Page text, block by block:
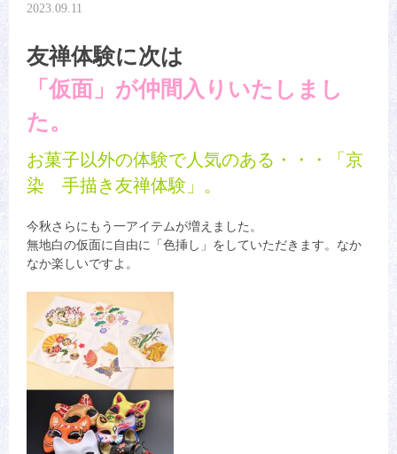
2023.09.11
友禅体験に次は
「仮面」が仲間入りいたしまし
た。
お菓子以外の体験で人気のある・・・「京
染 手描き友禅体験」。
今秋さらにもう一アイテムが増えました。
無地白の仮面に自由に「色挿し」をしていただきます。なか
なか楽しいですよ。